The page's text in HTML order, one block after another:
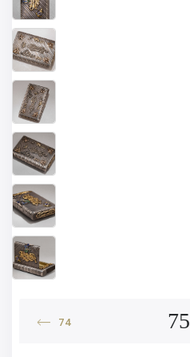
74 75